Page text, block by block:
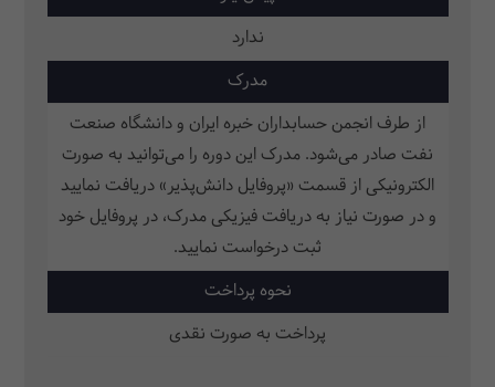
ندارد
مدرک
از طرف انجمن حسابداران خبره ایران و دانشگاه صنعت
نفت صادر می‌شود. مدرک این دوره را می‌توانید به صورت
الکترونیکی از قسمت «پروفایل دانش‌پذیر» دریافت نمایید
و در صورت نیاز به دریافت فیزیکی مدرک، در پروفایل خود
ثبت‌ درخواست نمایید.
نحوه پرداخت
پرداخت به صورت نقدی